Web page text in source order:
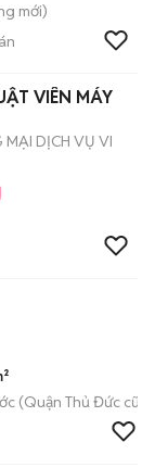
mới)
VIÊN MÁY
MẠI DỊCH VỤ VI
(Quận Thủ Đức cũ)